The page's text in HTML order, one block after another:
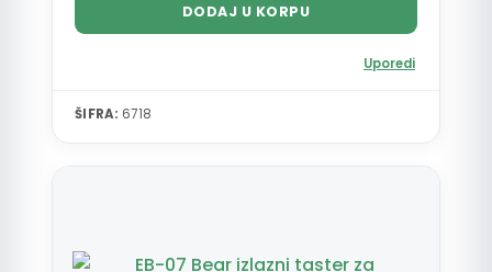
DODAJ U KORPU
Uporedi
ŠIFRA: 6718